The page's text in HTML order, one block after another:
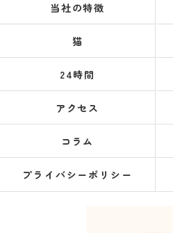
当社の特徴
猫
24時間
アクセス
コラム
プライバシーポリシー